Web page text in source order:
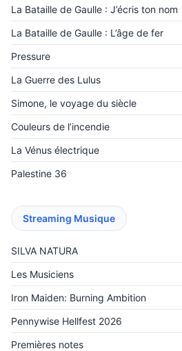
La Bataille de Gaulle : J’écris ton nom
La Bataille de Gaulle : L’âge de fer
Pressure
La Guerre des Lulus
Simone, le voyage du siècle
Couleurs de l’incendie
La Vénus électrique
Palestine 36
Streaming Musique
SILVA NATURA
Les Musiciens
Iron Maiden: Burning Ambition
Pennywise Hellfest 2026
Premières notes